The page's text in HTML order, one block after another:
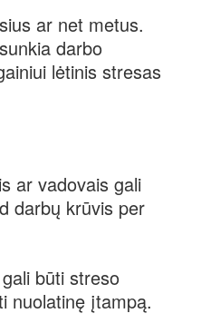
ar net metus.
darbo
lėtinis stresas
ar vadovais gali
darbų krūvis per
būti streso
nuolatinę įtampą.